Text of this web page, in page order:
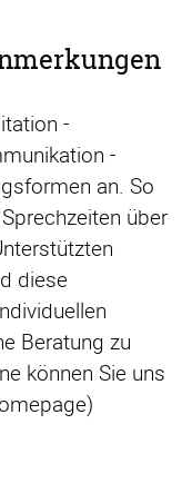
-
-
an. So
über
diese
Beratung zu
können Sie uns